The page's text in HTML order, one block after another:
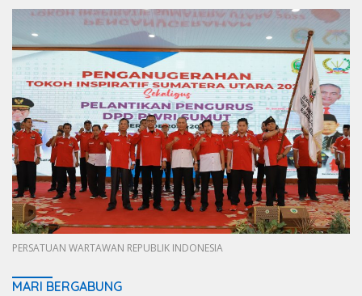
PERSATUAN WARTAWAN REPUBLIK INDONESIA
MARI BERGABUNG